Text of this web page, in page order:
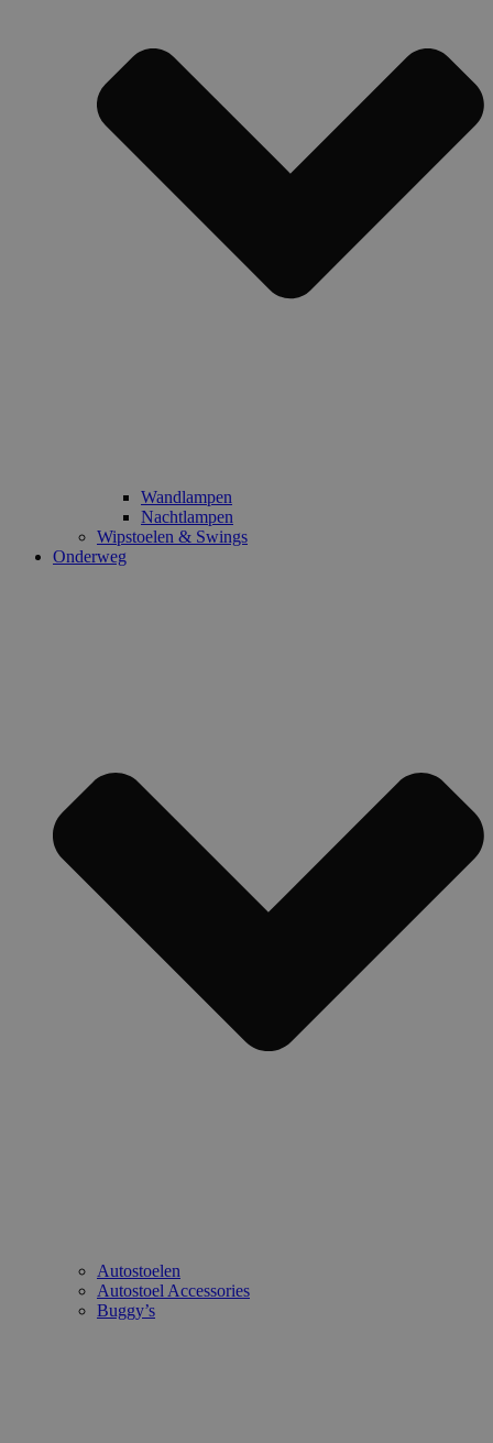
Wandlampen
Nachtlampen
Wipstoelen & Swings
Onderweg
Autostoelen
Autostoel Accessories
Buggy’s